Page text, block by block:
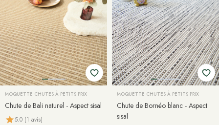
MOQUETTE CHUTES À PETITS PRIX
Chute de Bali naturel - Aspect sisal
5.0 (1 avis)
MOQUETTE CHUTES À PETITS PRIX
Chute de Bornéo blanc - Aspect
sisal